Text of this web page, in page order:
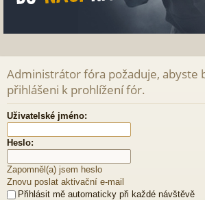
Administrátor fóra požaduje, abyste
přihlášeni k prohlížení fór.
Uživatelské jméno:
Heslo:
Zapomněl(a) jsem heslo
Znovu poslat aktivační e-mail
Přihlásit mě automaticky při každé návštěvě